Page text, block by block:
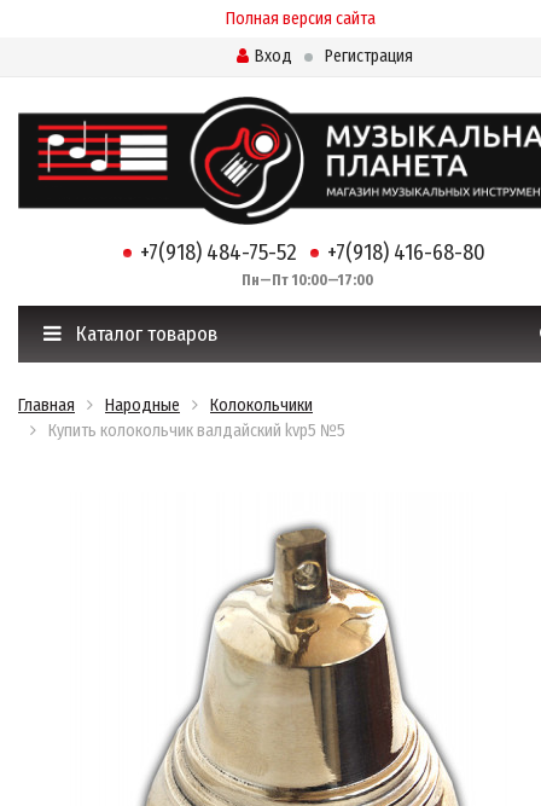
Полная версия сайта
Вход
Регистрация
+7(918) 484-75-52 +7(918) 416-68-80
Пн—Пт 10:00—17:00
Каталог товаров
Главная Народные
Колокольчики
Купить колокольчик валдайский kvp5 №5